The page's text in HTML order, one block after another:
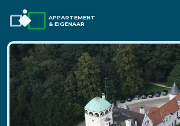
APPARTEMENT
& EIGENAAR